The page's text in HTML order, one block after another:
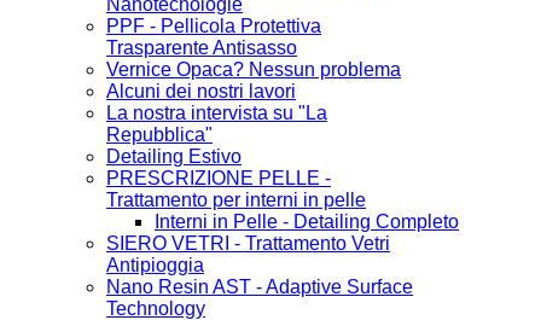
Nanotecnologie
PPF - Pellicola Protettiva
Trasparente Antisasso
Vernice Opaca? Nessun problema
Alcuni dei nostri lavori
La nostra intervista su "La
Repubblica"
Detailing Estivo
PRESCRIZIONE PELLE -
Trattamento per interni in pelle
Interni in Pelle - Detailing Completo
SIERO VETRI - Trattamento Vetri
Antipioggia
Nano Resin AST - Adaptive Surface
Technology